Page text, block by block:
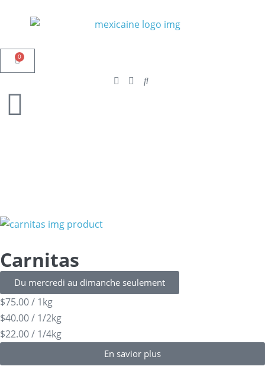
0
Carnitas
Du mercredi au dimanche seulement
$75.00 / 1kg
$40.00 / 1/2kg
$22.00 / 1/4kg
En savior plus